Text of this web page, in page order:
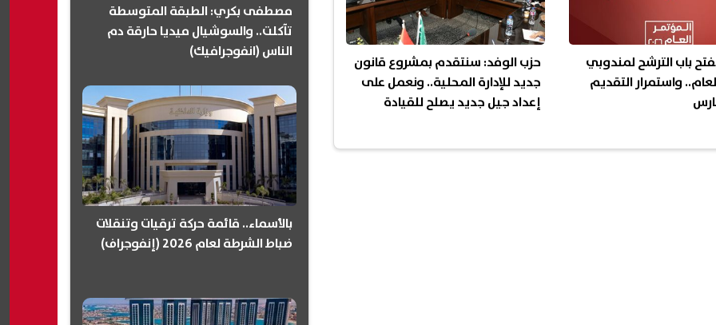
باب الترشح لمندوبي
واستمرار التقديم
حزب الوفد: سنتقدم بمشروع قانون
جديد للإدارة المحلية.. ونعمل على
إعداد جيل جديد يصلح للقيادة
مصطفى بكري: الطبقة المتوسطة
تآكلت.. والسوشيال ميديا حارقة دم
الناس (انفوجرافيك)
بالأسماء.. قائمة حركة ترقيات وتنقلات
ضباط الشرطة لعام 2026 (إنفوجراف)